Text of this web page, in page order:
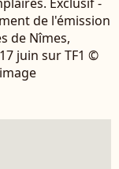
de l'émission
de Nîmes,
juin sur TF1 ©